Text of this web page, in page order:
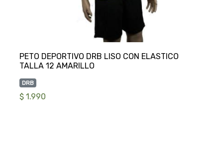
PETO DEPORTIVO DRB LISO CON ELASTICO
DRB
$ 1.990